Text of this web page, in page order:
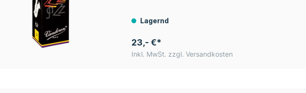
Lagernd
23,- €*
Inkl. MwSt. zzgl. Versandkosten